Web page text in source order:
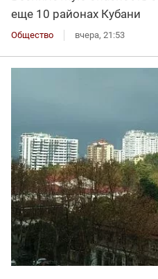
еще 10 районах Кубани
Общество вчера, 21:53